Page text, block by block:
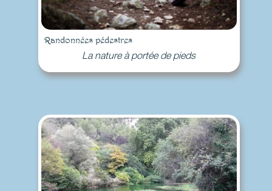
Randonnées pédestres
La nature à portée de pieds